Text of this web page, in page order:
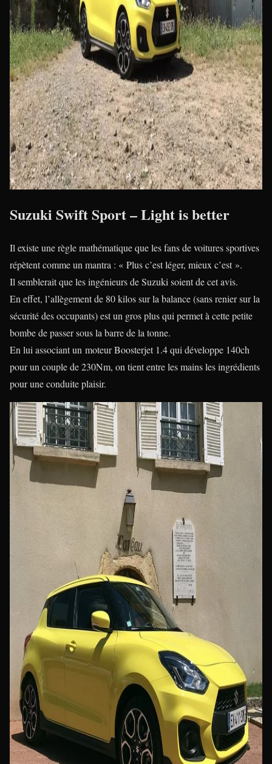
Suzuki Swift Sport – Light is better
Il existe une règle mathématique que les fans de voitures sportives
répètent comme un mantra : « Plus c’est léger, mieux c’est ».
Il semblerait que les ingénieurs de Suzuki soient de cet avis.
En effet, l’allègement de 80 kilos sur la balance (sans renier sur la
sécurité des occupants) est un gros plus qui permet à cette petite
bombe de passer sous la barre de la tonne.
En lui associant un moteur Boosterjet 1.4 qui développe 140ch
pour un couple de 230Nm, on tient entre les mains les ingrédients
pour une conduite plaisir.